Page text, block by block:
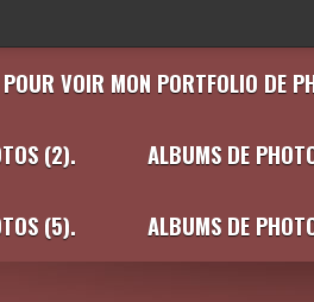
POUR VOIR MON PORTFOLIO DE
(2). ALBUMS DE
(5). ALBUMS DE